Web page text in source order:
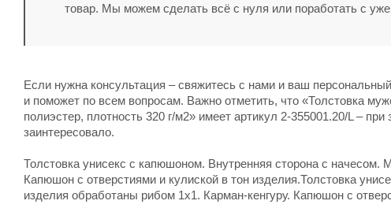
товар. Мы можем сделать всё с нуля или поработать с
Если нужна консультация – свяжитесь с нами и ваш
и поможет по всем вопросам. Важно отметить, что «Толстовка
полиэстер, плотность 320 г/м2» имеет артикул 2-355001.20/L –
заинтересовало.
Толстовка унисекс с капюшоном. Внутренняя сторона с
Капюшон с отверстиями и кулиской в тон изделия.Толстовка
изделия обработаны рибом 1х1. Карман-кенгуру. Капюшон с